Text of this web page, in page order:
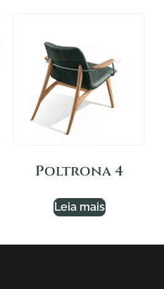
Poltrona 4
Leia mais